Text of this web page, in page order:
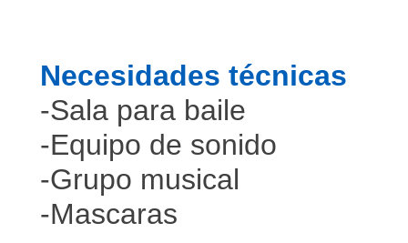
Necesidades técnicas
-Sala para baile
-Equipo de sonido
-Grupo musical
-Mascaras